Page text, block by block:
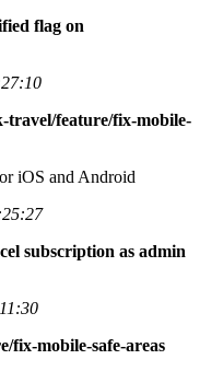
flag on
travel/feature/fix-mobile-
iOS and Android
subscription as admin
fix-mobile-safe-areas